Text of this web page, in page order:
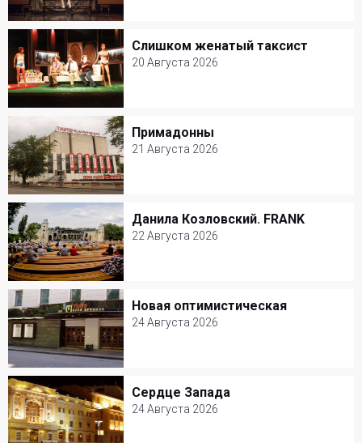
18 Августа 2026
Александринский театр
Балет и Танец
Слишком женатый таксист
20 Августа 2026
Слишком женатый таксист
20 Августа 2026
Театр Сатиры
Комедия
Примадонны
21 Августа 2026
Примадонны
21 Августа 2026
Театриум на Серпуховке
Комедия
Данила Козловский. FRANK
22 Августа 2026
Данила Козловский. FRANK
22 Августа 2026
Зеленый театр ВДНХ
Моноспектакль
Новая оптимистическая
24 Августа 2026
Новая оптимистическая
24 Августа 2026
Театр на Малой Бронной
Драма
Сердце Запада
24 Августа 2026
Сердце Запада